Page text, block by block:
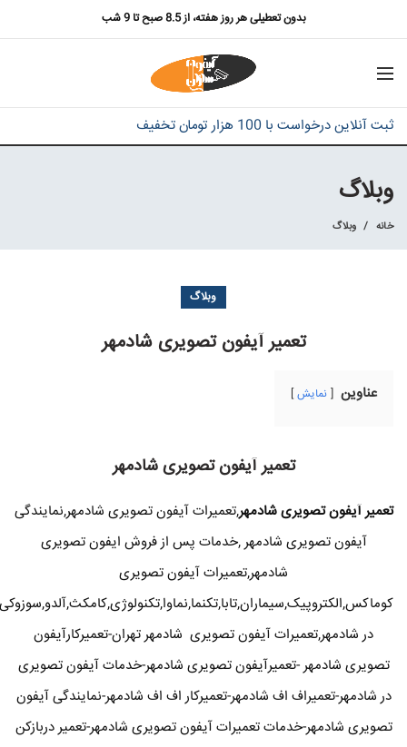
بدون تعطیلی هر روز هفته، از 8.5 صبح تا 9 شب
ثبت آنلاین درخواست با 100 هزار تومان تخفیف
وبلاگ
خانه وبلاگ
وبلاگ
تعمیر آیفون تصویری شادمهر
عناوین نمایش
تعمیر آیفون تصویری شادمهر
تعمیر آیفون تصویری شادمهر,تعمیرات آیفون تصویری شادمهر,نمایندگی
آیفون تصویری شادمهر ,خدمات پس از فروش ایفون تصویری
شادمهر,تعمیرات آیفون تصویری
کوماکس,الکتروپیک,سیماران,تابا,تکنما,نماوا,تکنولوژی,کامکث,آلدو,سوزوکی
در شادمهر,تعمیرات آیفون تصویری شادمهر تهران-تعمیرکارآیفون
تصویری شادمهر -تعمیرآیفون تصویری شادمهر-خدمات آیفون تصویری
در شادمهر-تعمیراف اف شادمهر-تعمیرکار اف اف شادمهر-نمایندگی آیفون
تصویری شادمهر-خدمات تعمیرات آیفون تصویری شادمهر-تعمیر دربازکن